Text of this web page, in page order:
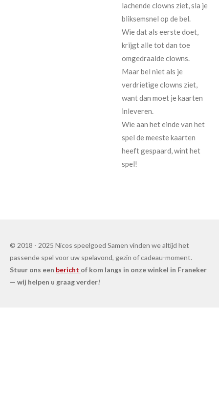
lachende clowns ziet, sla je
bliksemsnel op de bel.
Wie dat als eerste doet,
krijgt alle tot dan toe
omgedraaide clowns.
Maar bel niet als je
verdrietige clowns ziet,
want dan moet je kaarten
inleveren.
Wie aan het einde van het
spel de meeste kaarten
heeft gespaard, wint het
spel!
© 2018 - 2025 Nicos speelgoed Samen vinden we altijd het
passende spel voor uw spelavond, gezin of cadeau-moment.
Stuur ons een bericht of kom langs in onze winkel in Franeker
— wij helpen u graag verder!